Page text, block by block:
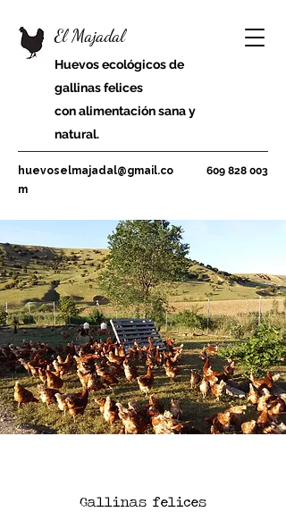
El Majadal
Huevos ecológicos de
gallinas felices
con alimentación sana y
natural.
huevoselmajadal@gmail.co
m
609 828 003
Gallinas felices